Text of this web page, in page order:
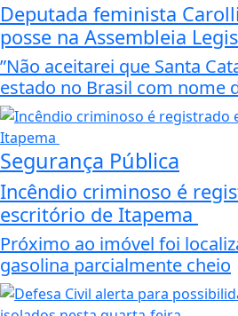
Deputada feminista
posse na Assembleia
”Não aceitarei que Santa
estado no Brasil com nome
Segurança Pública
Incêndio criminoso é
escritório de Itapema
Próximo ao imóvel foi
gasolina parcialmente cheio